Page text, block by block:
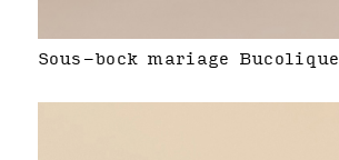
Sous-bock mariage Bucolique